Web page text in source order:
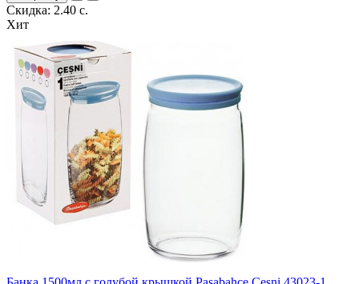
Скидка: 2.40 с.
Хит